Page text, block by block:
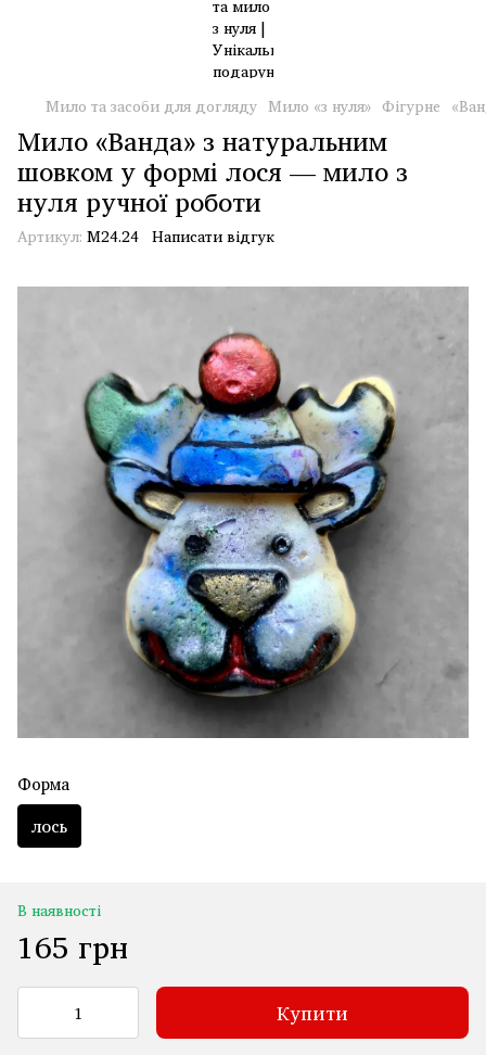
Мило та засоби для догляду Мило «з нуля» Фігурне
Мило «Ванда» з натуральним
шовком у формі лося — мило з
нуля ручної роботи
Артикул: М24.24 Написати відгук
Форма
лось
В наявності
165 грн
Купити